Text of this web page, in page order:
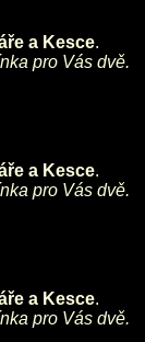
a Kesce.
pro Vás dvě.
a Kesce.
pro Vás dvě.
a Kesce.
pro Vás dvě.